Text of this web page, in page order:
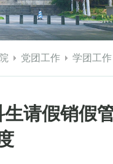
党团工作 学团工作
请假销假